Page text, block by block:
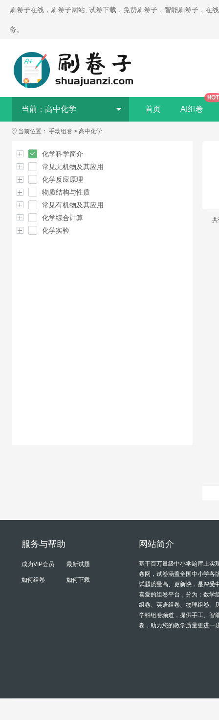
刷卷子在线，刷卷子网站, 试卷下载，免费刷卷子，智能刷卷子，在
务。
当前： 高中化学 首页 AI组卷
HOT
当前位置： 手动组卷 > 高中化学
化学科学简介
常见无机物及其应用
化学反应原理
物质结构与性质
常见有机物及其应用
化学综合计算
化学实验
服务与帮助
成为VIP会员 最新试题
如何组卷 如何下载
网站简介
基于百万量级中小学题库上实
卷网，试卷涵盖全国中小学各
试题质量高、更新快，是深受
喜爱的组卷平台，分为：数学
组卷、英语组卷、物理组卷、
学科组卷频道，提供手工、智
卷，助力您的教学质量更进一